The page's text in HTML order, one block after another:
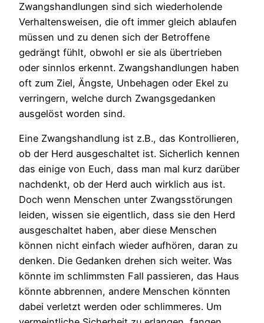
Zwangshandlungen sind sich wiederholende
Verhaltensweisen, die oft immer gleich ablaufen
müssen und zu denen sich der Betroffene
gedrängt fühlt, obwohl er sie als übertrieben
oder sinnlos erkennt. Zwangshandlungen haben
oft zum Ziel, Ängste, Unbehagen oder Ekel zu
verringern, welche durch Zwangsgedanken
ausgelöst worden sind.
Eine Zwangshandlung ist z.B., das Kontrollieren,
ob der Herd ausgeschaltet ist. Sicherlich kennen
das einige von Euch, dass man mal kurz darüber
nachdenkt, ob der Herd auch wirklich aus ist.
Doch wenn Menschen unter Zwangsstörungen
leiden, wissen sie eigentlich, dass sie den Herd
ausgeschaltet haben, aber diese Menschen
können nicht einfach wieder aufhören, daran zu
denken. Die Gedanken drehen sich weiter. Was
könnte im schlimmsten Fall passieren, das Haus
könnte abbrennen, andere Menschen könnten
dabei verletzt werden oder schlimmeres. Um